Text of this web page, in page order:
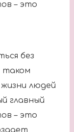
– это
без
таком
людей
главный
– это